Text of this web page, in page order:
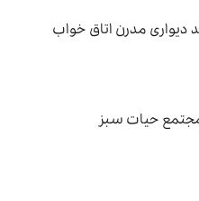
مدرن اتاق خواب
حیات سبز